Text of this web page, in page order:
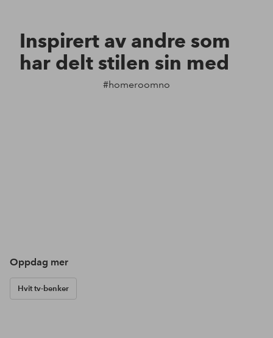
Inspirert av andre som
har delt stilen sin med
#homeroomno
Oppdag mer
Hvit tv-benker